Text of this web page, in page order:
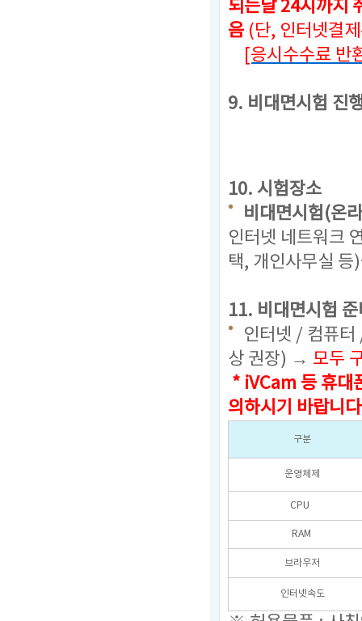
되는날 24시까지
음 (단, 인터넷결
[응시수수료 반
9. 비대면시험 진
10. 시험장소
비대면시험(온
인터넷 네트워크
택, 개인사무실 등
11. 비대면시험
인터넷 / 컴퓨
상 권장) → 모두
* iVCam 등 휴대
의하시기 바랍니
구분
운영체제
CPU
RAM
브라우저
인터넷속도